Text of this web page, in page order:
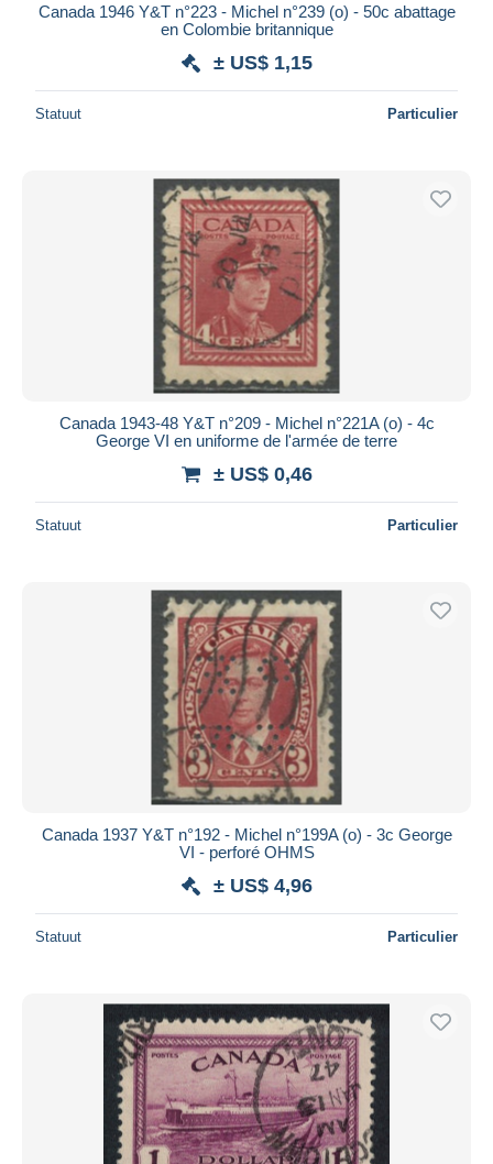
Canada 1946 Y&T n°223 - Michel n°239 (o) - 50c abattage
en Colombie britannique
± US$ 1,15
Statuut Particulier
Canada 1943-48 Y&T n°209 - Michel n°221A (o) - 4c
George VI en uniforme de l'armée de terre
± US$ 0,46
Statuut Particulier
Canada 1937 Y&T n°192 - Michel n°199A (o) - 3c George
VI - perforé OHMS
± US$ 4,96
Statuut Particulier